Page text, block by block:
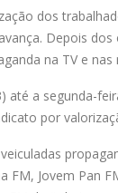
dos
Depois
na TV e nas
até a segunda-
por
FM, Jovem Pan